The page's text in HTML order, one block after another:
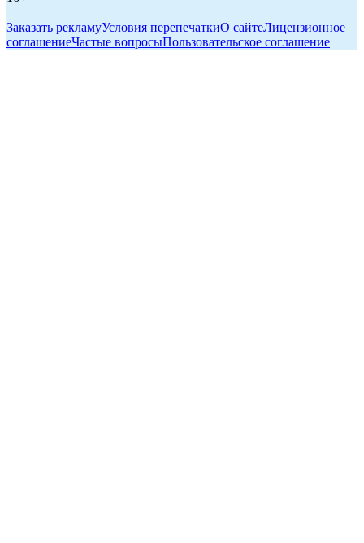
Заказать рекламуУсловия перепечаткиО сайтеЛицензионное
соглашениеЧастые вопросыПользовательское соглашение